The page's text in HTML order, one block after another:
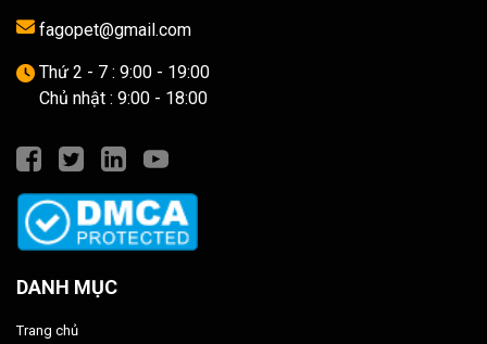
fagopet@gmail.com
Thứ 2 - 7 : 9:00 - 19:00
Chủ nhật : 9:00 - 18:00
DANH MỤC
Trang chủ